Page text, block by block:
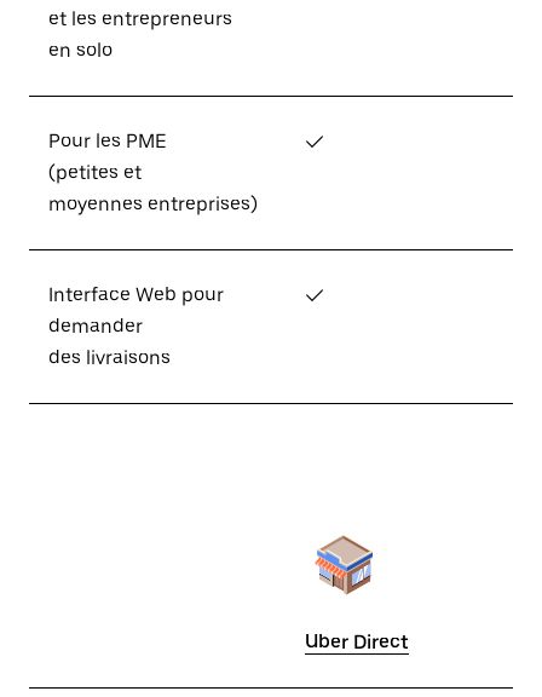
et les entrepreneurs
en solo
Pour les PME
(petites et
moyennes entreprises)
✓
Interface Web pour
demander
des livraisons
✓
Uber Direct